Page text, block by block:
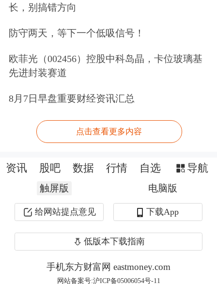
建筑装饰 433.38
综合
56.90
6.57
商贸零售 254.40
石油石化 227.90
5.45
轻工制造
4.68
钢铁
183.97
3.65
332.21
煤炭
137.14
2.37
-0.09
99股融资余额增幅超50%
长，别搞错方向
防守两天，等下一个低吸信号！
欧菲光（002456）控股中科岛晶，卡位玻璃基
先进封装赛道
8月7日早盘重要财经资讯汇总
点击查看更多内容
资讯 股吧 数据 行情 自选 导航
触屏版 电脑版
给网站提点意见 下载App
低版本下载指南
手机东方财富网 eastmoney.com
网站备案号:沪ICP备05006054号-11